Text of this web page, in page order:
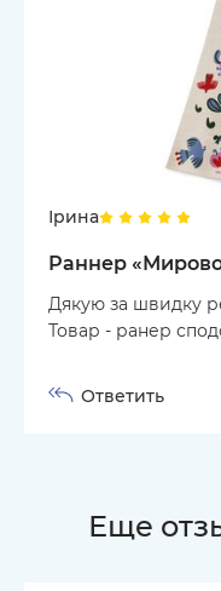
Ірина
Раннер
Дякую за швидку
Товар - ранер
Ответить
Еще